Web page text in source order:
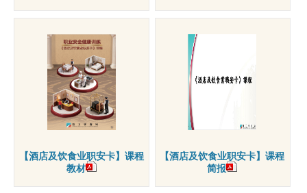
【酒店及饮食业职安卡】课程
教材
【酒店及饮食业职安卡】课程
简报